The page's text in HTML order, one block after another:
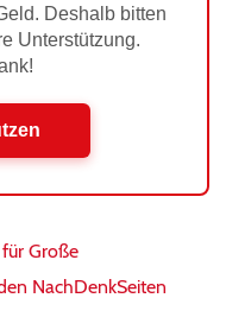
Deshalb bitten
Unterstützung.
Große
NachDenkSeiten